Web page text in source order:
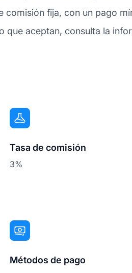
fija, con un pago
aceptan, consulta la
Tasa de comisión
3%
Métodos de pago